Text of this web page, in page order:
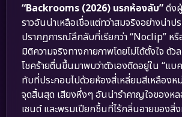
“Backrooms (2026) นรกห้องลับ”ดึง
ราวอันน่าเหลือเชื่อแต่ทว่าสมจริงอย่างน่าป
ปรากฏการณ์ลึกลับที่เรียกว่า “Noclip” ห
มิติความจริงทางกายภาพโดยไม่ได้ตั้งใจ ตัว
โชคร้ายตื่นขึ้นมาพบว่าตัวเองติดอยู่ใน “แ
ทับที่ประกอบไปด้วยห้องสี่เหลี่ยมสีเหลืองห
จุดสิ้นสุด เสียงหึ่งๆ อันน่ารำคาญใจของห
เซนต์ และพรมเปียกชื้นที่ไร้กลิ่นอายของสิ่